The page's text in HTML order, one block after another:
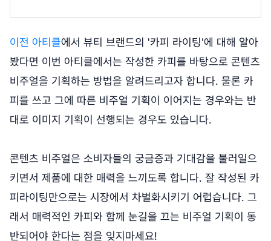
이전 아티클에서 뷰티 브랜드의 '카피 라이팅'에 대해 알아
봤다면 이번 아티클에서는 작성한 카피를 바탕으로 콘텐츠
비주얼을 기획하는 방법을 알려드리고자 합니다. 물론 카
피를 쓰고 그에 따른 비주얼 기획이 이어지는 경우와는 반
대로 이미지 기획이 선행되는 경우도 있습니다.
콘텐츠 비주얼은 소비자들의 궁금증과 기대감을 불러일으
키면서 제품에 대한 매력을 느끼도록 합니다. 잘 작성된 카
피라이팅만으로는 시장에서 차별화시키기 어렵습니다. 그
래서 매력적인 카피와 함께 눈길을 끄는 비주얼 기획이 동
반되어야 한다는 점을 잊지마세요!